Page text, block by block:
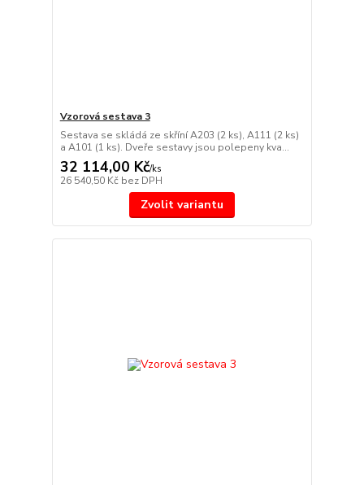
Vzorová sestava 3
Sestava se skládá ze skříní A203 (2 ks), A111 (2 ks)
a A101 (1 ks). Dveře sestavy jsou polepeny kva...
32 114,00 Kč/ks
26 540,50 Kč bez DPH
Zvolit variantu